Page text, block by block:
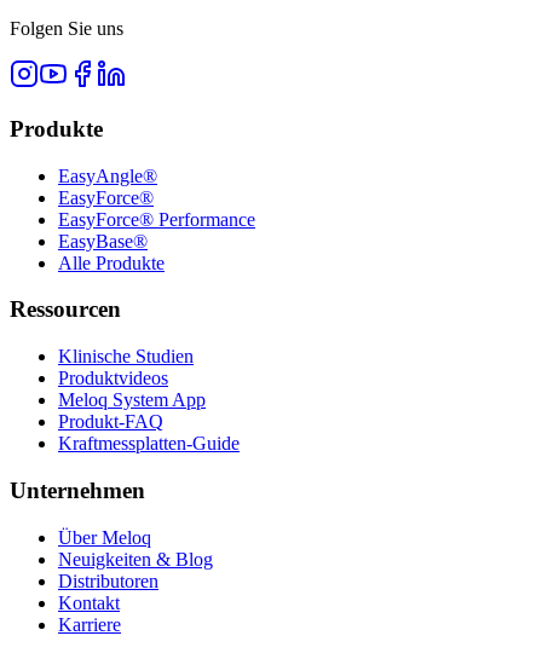
Folgen Sie uns
Produkte
EasyAngle®
EasyForce®
EasyForce® Performance
EasyBase®
Alle Produkte
Ressourcen
Klinische Studien
Produktvideos
Meloq System App
Produkt-FAQ
Kraftmessplatten-Guide
Unternehmen
Über Meloq
Neuigkeiten & Blog
Distributoren
Kontakt
Karriere